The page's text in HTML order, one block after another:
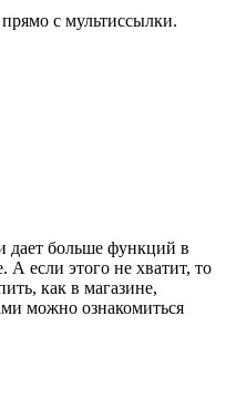
с мультиссылки.
дает больше функций в
А если этого не хватит, то
как в магазине,
можно ознакомиться